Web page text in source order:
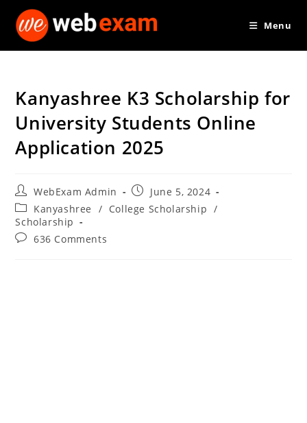
Menu
Kanyashree K3 Scholarship for
University Students Online
Application 2025
Post
author:
WebExam Admin
Post
published:
June 5, 2024
Post
category:
Kanyashree / College Scholarship /
Scholarship
Post636 Comments